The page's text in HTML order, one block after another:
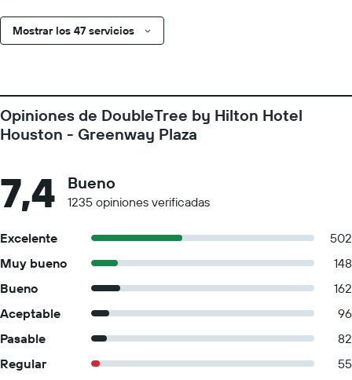
Mostrar los 47 servicios
Opiniones de DoubleTree by Hilton Hotel
Houston - Greenway Plaza
7,4 Bueno
1235 opiniones verificadas
Excelente
502
Muy bueno
148
Bueno
162
Aceptable
96
Pasable
82
Regular
55